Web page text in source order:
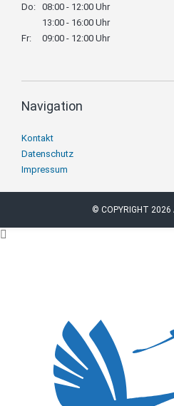
Do: 08:00 - 12:00 Uhr
13:00 - 16:00 Uhr
Fr:
09:00 - 12:00 Uhr
Navigation
Navigation
überspringen
Kontakt
Datenschutz
Impressum
© COPYRIGHT 2026